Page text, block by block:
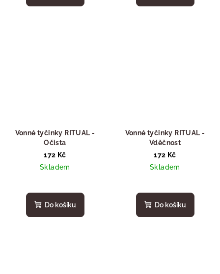
Vonné tyčinky RITUAL -
Očista
172 Kč
Skladem
Do košíku
Vonné tyčinky RITUAL -
Vděčnost
172 Kč
Skladem
Do košíku